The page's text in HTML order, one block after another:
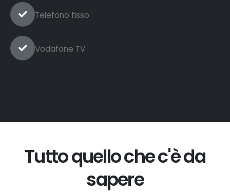
Telefono fisso
Vodafone TV
Tutto quello che c'è da
sapere